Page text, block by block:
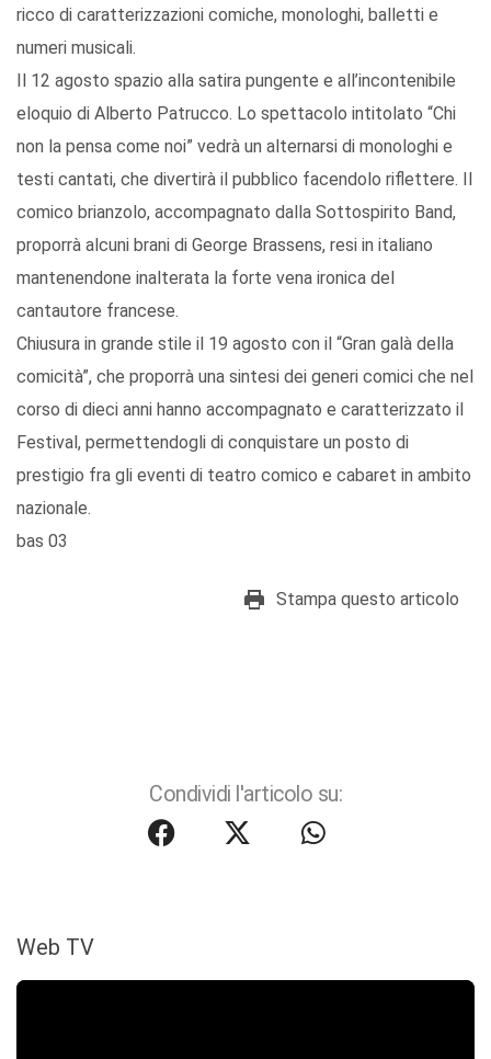
ricco di caratterizzazioni comiche, monologhi, balletti e
numeri musicali.
Il 12 agosto spazio alla satira pungente e all’incontenibile
eloquio di Alberto Patrucco. Lo spettacolo intitolato “Chi
non la pensa come noi” vedrà un alternarsi di monologhi e
testi cantati, che divertirà il pubblico facendolo riflettere. Il
comico brianzolo, accompagnato dalla Sottospirito Band,
proporrà alcuni brani di George Brassens, resi in italiano
mantenendone inalterata la forte vena ironica del
cantautore francese.
Chiusura in grande stile il 19 agosto con il “Gran galà della
comicità”, che proporrà una sintesi dei generi comici che nel
corso di dieci anni hanno accompagnato e caratterizzato il
Festival, permettendogli di conquistare un posto di
prestigio fra gli eventi di teatro comico e cabaret in ambito
nazionale.
bas 03
Stampa questo articolo
Condividi l'articolo su:
Web TV